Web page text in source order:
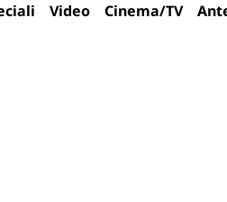
Video Cinema/TV